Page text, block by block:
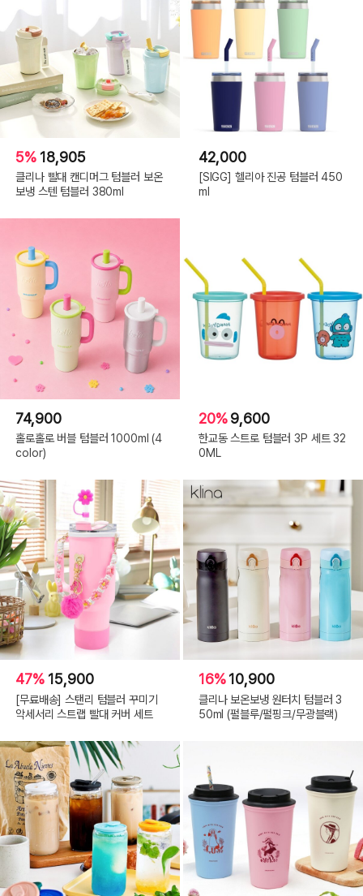
5% 18,905
클리나 빨대 캔디머그 텀블러 보온
보냉 스텐 텀블러 380ml
42,000
[SIGG] 헬리아 진공 텀블러 450
ml
74,900
홀로홀로 버블 텀블러 1000ml (4
color)
20%9,600
한교동 스트로 텀블러 3P 세트 32
0ML
47% 15,900
[무료배송] 스탠리 텀블러 꾸미기
악세서리 스트랩 빨대 커버 세트
16%10,900
클리나 보온보냉 원터치 텀블러 3
50ml (펄블루/펄핑크/무광블랙)